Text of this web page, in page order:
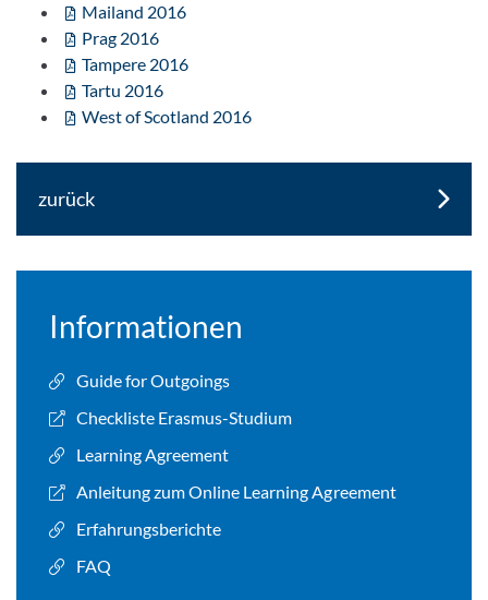
Mailand 2016
Prag 2016
Tampere 2016
Tartu 2016
West of Scotland 2016
zurück
Informationen
Guide for Outgoings
Checkliste Erasmus-Studium
Learning Agreement
Anleitung zum Online Learning Agreement
Erfahrungsberichte
FAQ